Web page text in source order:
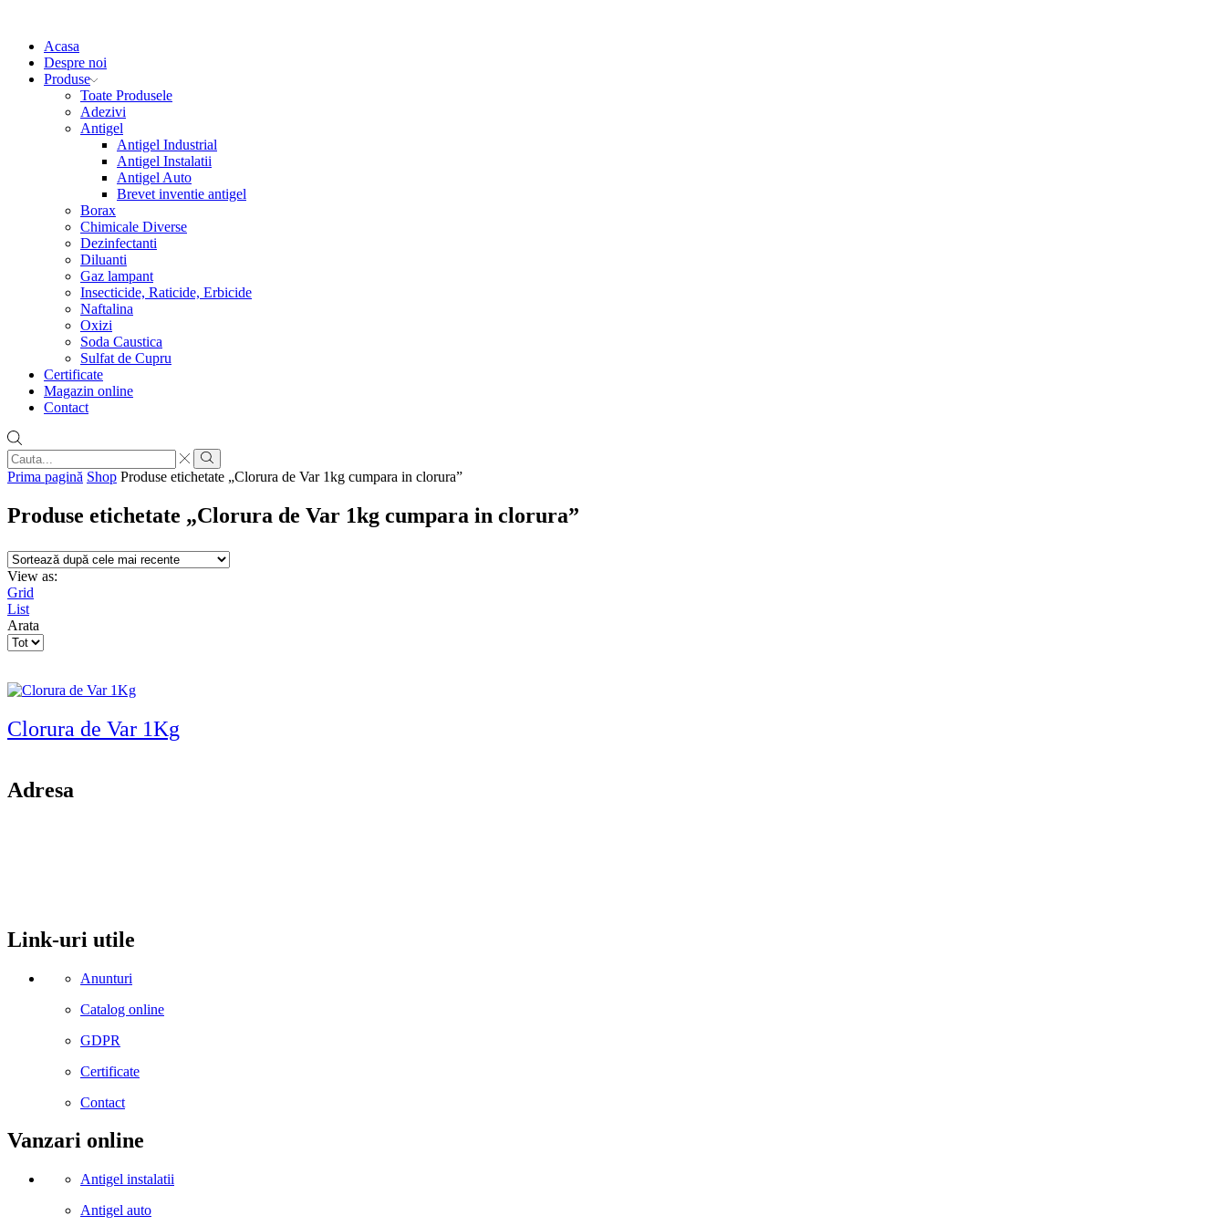
Acasa
Despre noi
Produse
Toate Produsele
Adezivi
Antigel
Antigel Industrial
Antigel Instalatii
Antigel Auto
Brevet inventie antigel
Borax
Chimicale Diverse
Dezinfectanti
Diluanti
Gaz lampant
Insecticide, Raticide, Erbicide
Naftalina
Oxizi
Soda Caustica
Sulfat de Cupru
Certificate
Magazin online
Contact
Search
input
Search
Prima pagină Shop Produse etichetate „Clorura de Var 1kg cumpara in clorura”
Produse etichetate „Clorura de Var 1kg cumpara in clorura”
View as:
Grid
List
Arata
Products
Clorura de Var 1Kg
Adresa
Link-uri utile
Anunturi
Catalog online
GDPR
Certificate
Contact
Vanzari online
Antigel instalatii
Antigel auto